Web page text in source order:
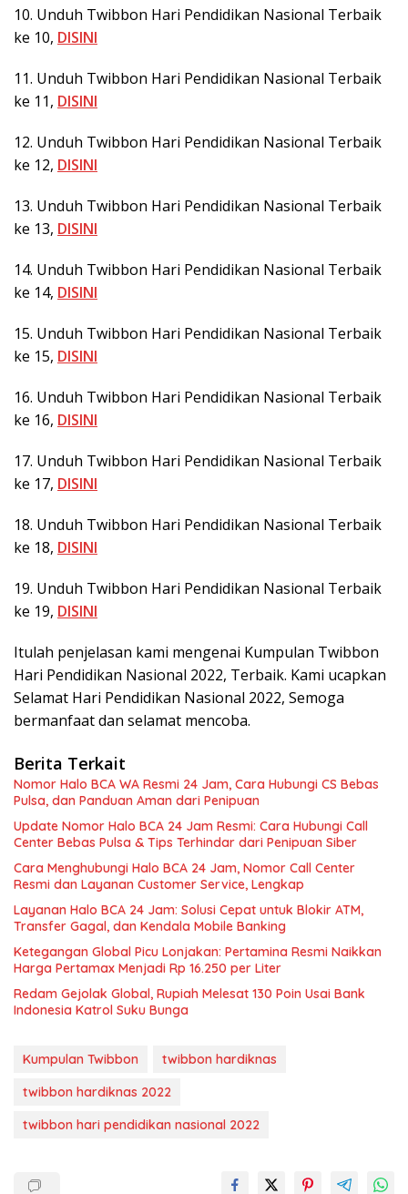
10. Unduh Twibbon Hari Pendidikan Nasional Terbaik
ke 10, DISINI
11. Unduh Twibbon Hari Pendidikan Nasional Terbaik
ke 11, DISINI
12. Unduh Twibbon Hari Pendidikan Nasional Terbaik
ke 12, DISINI
13. Unduh Twibbon Hari Pendidikan Nasional Terbaik
ke 13, DISINI
14. Unduh Twibbon Hari Pendidikan Nasional Terbaik
ke 14, DISINI
15. Unduh Twibbon Hari Pendidikan Nasional Terbaik
ke 15, DISINI
16. Unduh Twibbon Hari Pendidikan Nasional Terbaik
ke 16, DISINI
17. Unduh Twibbon Hari Pendidikan Nasional Terbaik
ke 17, DISINI
18. Unduh Twibbon Hari Pendidikan Nasional Terbaik
ke 18, DISINI
19. Unduh Twibbon Hari Pendidikan Nasional Terbaik
ke 19, DISINI
Itulah penjelasan kami mengenai Kumpulan Twibbon
Hari Pendidikan Nasional 2022, Terbaik. Kami ucapkan
Selamat Hari Pendidikan Nasional 2022, Semoga
bermanfaat dan selamat mencoba.
Berita Terkait
Nomor Halo BCA WA Resmi 24 Jam, Cara Hubungi CS Bebas
Pulsa, dan Panduan Aman dari Penipuan
Update Nomor Halo BCA 24 Jam Resmi: Cara Hubungi Call
Center Bebas Pulsa & Tips Terhindar dari Penipuan Siber
Cara Menghubungi Halo BCA 24 Jam, Nomor Call Center
Resmi dan Layanan Customer Service, Lengkap
Layanan Halo BCA 24 Jam: Solusi Cepat untuk Blokir ATM,
Transfer Gagal, dan Kendala Mobile Banking
Ketegangan Global Picu Lonjakan: Pertamina Resmi Naikkan
Harga Pertamax Menjadi Rp 16.250 per Liter
Redam Gejolak Global, Rupiah Melesat 130 Poin Usai Bank
Indonesia Katrol Suku Bunga
Kumpulan Twibbon
twibbon hardiknas
twibbon hardiknas 2022
twibbon hari pendidikan nasional 2022